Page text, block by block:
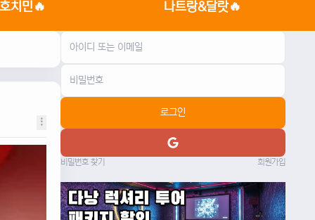
호치민🔥 나트랑&달랏🔥
로그인
비밀번호 찾기 회원가입